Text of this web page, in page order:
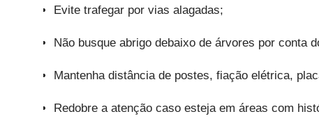
Evite trafegar por vias alagadas;
Não busque abrigo debaixo de árvores por conta
Mantenha distância de postes, fiação elétrica,
Redobre a atenção caso esteja em áreas com